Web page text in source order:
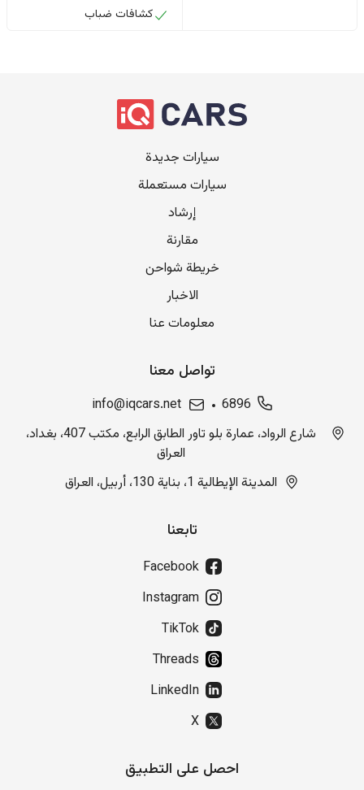
كشافات ضباب
سيارات جديدة
سيارات مستعملة
إرشاد
مقارنة
خريطة شواحن
الاخبار
معلومات عنا
تواصل معنا
6896
info@iqcars.net
شارع الرواد، عمارة بلو تاور الطابق الرابع، مكتب 407، بغداد،
العراق
المدينة الإيطالية 1، بناية 130، أربيل، العراق
تابعنا
Facebook
Instagram
TikTok
Threads
LinkedIn
X
احصل على التطبيق